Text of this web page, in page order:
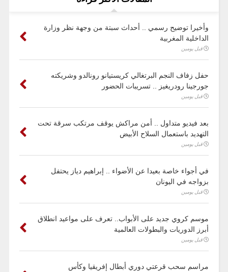
وأخيرا توضيح رسمي .. أحداث سبتة من وجهة نظر وزارة
الداخلية المغربية
قبل يومين
حفل زفاف النجم البرتغالي كريستيانو رونالدو وشريكته
جورجينا رودريغيز .. تسريبات الحضور
قبل يومين
بعد فيديو متداول .. أمن مراكش يوقف مرتكب سرقة تحت
التهديد باستعمال السلاح الأبيض
قبل يومين
في أجواء خاصة بعيدا عن الأضواء .. إبراهيم دياز يحتفل
بزواجه في اليونان
قبل يومين
موسم كروي جديد على الأبواب.. تعرف على مواعيد انطلاق
أبرز الدوريات والبطولات العالمية
قبل يومين
مراسم سحب قرعتي دوري أبطال إفريقيا وكأس